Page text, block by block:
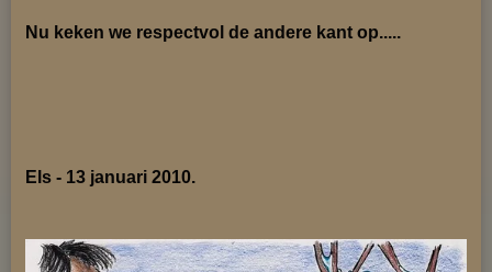
Nu keken we respectvol de andere kant op.....
Els - 13 januari 2010.